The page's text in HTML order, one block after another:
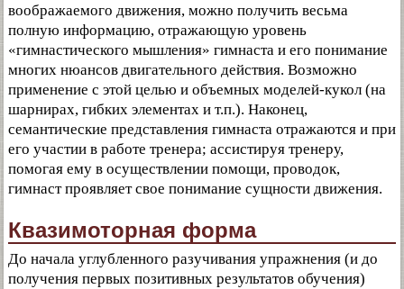
воображаемого движения, можно получить весьма
полную информацию, отражающую уровень
«гимнастического мышления» гимнаста и его понимание
многих нюансов двигательного действия. Возможно
применение с этой целью и объемных моделей-кукол (на
шарнирах, гибких элементах и т.п.). Наконец,
семантические представления гимнаста отражаются и при
его участии в работе тренера; ассистируя тренеру,
помогая ему в осуществлении помощи, проводок,
гимнаст проявляет свое понимание сущности движения.
Квазимоторная форма
До начала углубленного разучивания упражнения (и до
получения первых позитивных результатов обучения)